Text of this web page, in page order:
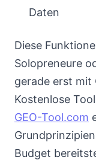
Daten
Diese
Solopreneure
gerade erst mit
Kostenlose
GEO-Tool.com
Budget